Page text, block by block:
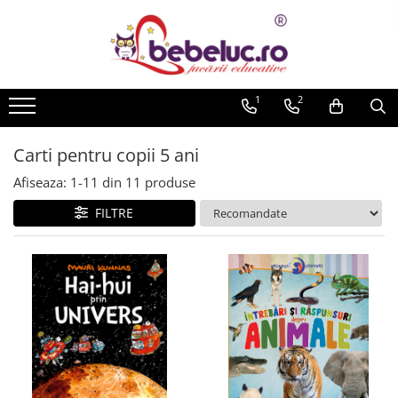
Toate Produsele
Jucarii pe varste
Jucarii educative
Seturi de construit
Jucarii magnetice
Cuburi de construit
Seturi Experimente pentru copii
Organele Corpului Uman
Roboti de jucarie
Jucarii Creativitate
Lucru manual copii
Plastilina
Seturi de desen
1 2
Carti pentru copii 5 ani
Afiseaza: 1-11 din 11 produse
FILTRE